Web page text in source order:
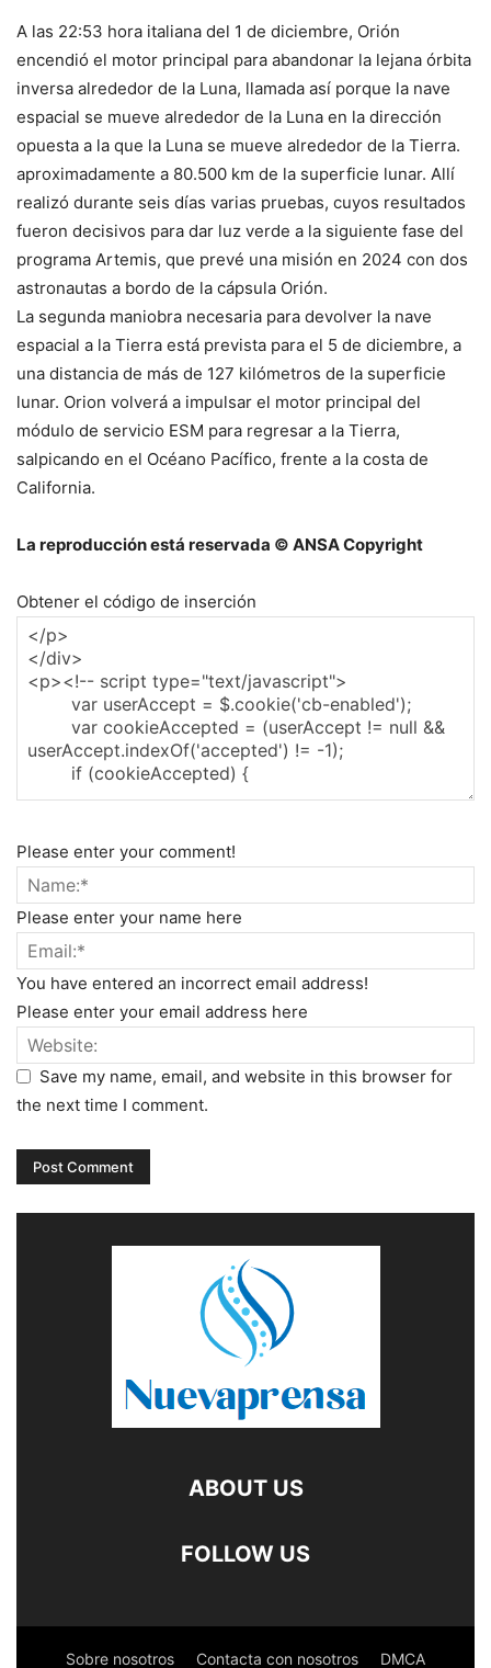
A las 22:53 hora italiana del 1 de diciembre, Orión
encendió el motor principal para abandonar la lejana órbita
inversa alrededor de la Luna, llamada así porque la nave
espacial se mueve alrededor de la Luna en la dirección
opuesta a la que la Luna se mueve alrededor de la Tierra.
aproximadamente a 80.500 km de la superficie lunar. Allí
realizó durante seis días varias pruebas, cuyos resultados
fueron decisivos para dar luz verde a la siguiente fase del
programa Artemis, que prevé una misión en 2024 con dos
astronautas a bordo de la cápsula Orión.
La segunda maniobra necesaria para devolver la nave
espacial a la Tierra está prevista para el 5 de diciembre, a
una distancia de más de 127 kilómetros de la superficie
lunar. Orion volverá a impulsar el motor principal del
módulo de servicio ESM para regresar a la Tierra,
salpicando en el Océano Pacífico, frente a la costa de
California.
La reproducción está reservada © ANSA Copyright
Obtener el código de inserción
Please enter your comment!
Please enter your name here
You have entered an incorrect email address!
Please enter your email address here
Save my name, email, and website in this browser for
the next time I comment.
ABOUT US
FOLLOW US
Sobre nosotros Contacta con nosotros DMCA